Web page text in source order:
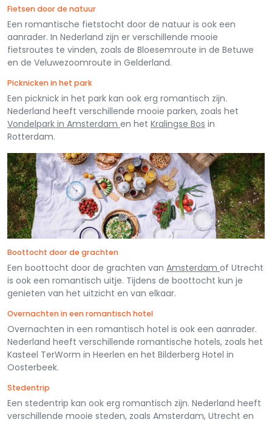
Fietsen door de natuur
Een romantische fietstocht door de natuur is ook een
aanrader. In Nederland zijn er verschillende mooie
fietsroutes te vinden, zoals de Bloesemroute in de Betuwe
en de Veluwezoomroute in Gelderland.
Picknicken in het park
Een picknick in het park kan ook erg romantisch zijn.
Nederland heeft verschillende mooie parken, zoals het
Vondelpark in Amsterdam en het Kralingse Bos in
Rotterdam.
Boottocht door de grachten
Een boottocht door de grachten van Amsterdam of Utrecht
is ook een romantisch uitje. Tijdens de boottocht kun je
genieten van het uitzicht en van elkaar.
Overnachten in een romantisch hotel
Overnachten in een romantisch hotel is ook een aanrader.
Nederland heeft verschillende romantische hotels, zoals het
Kasteel TerWorm in Heerlen en het Bilderberg Hotel in
Oosterbeek.
Stedentrip
Een stedentrip kan ook erg romantisch zijn. Nederland heeft
verschillende mooie steden, zoals Amsterdam, Utrecht en